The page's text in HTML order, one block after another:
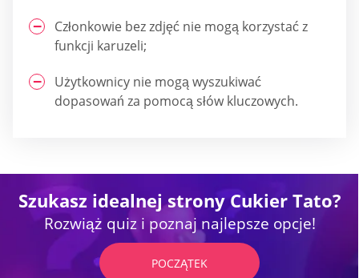
Członkowie bez zdjęć nie mogą korzystać z
funkcji karuzeli;
Użytkownicy nie mogą wyszukiwać
dopasowań za pomocą słów kluczowych.
Szukasz idealnej strony Cukier Tato?
Rozwiąż quiz i poznaj najlepsze opcje!
POCZĄTEK